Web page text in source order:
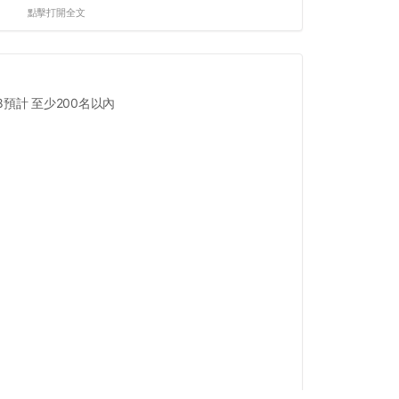
點擊打開全文
計 至少200名以內